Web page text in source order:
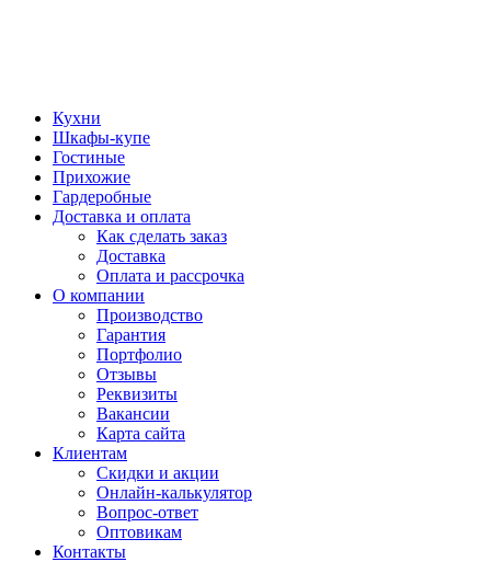
Кухни
Шкафы-купе
Гостиные
Прихожие
Гардеробные
Доставка и оплата
Как сделать заказ
Доставка
Оплата и рассрочка
О компании
Производство
Гарантия
Портфолио
Отзывы
Реквизиты
Вакансии
Карта сайта
Клиентам
Скидки и акции
Онлайн-калькулятор
Вопрос-ответ
Оптовикам
Контакты